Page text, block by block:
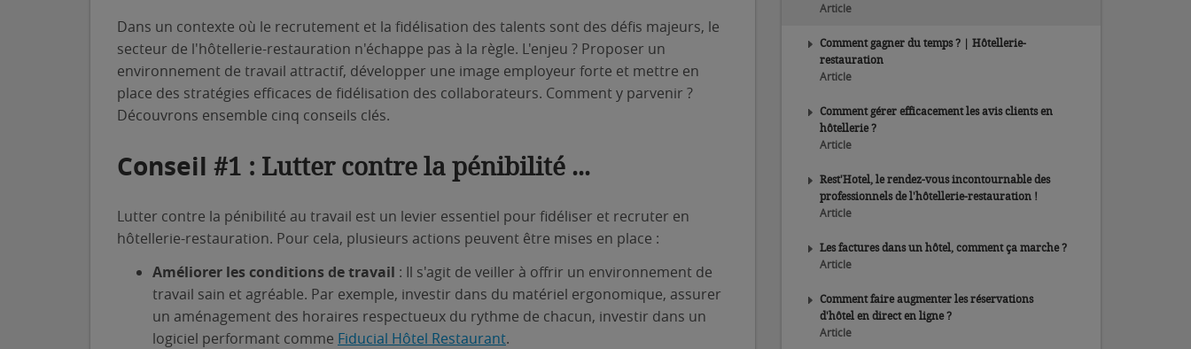
Dans un contexte où le recrutement et la fidélisation des talents sont des défis majeurs, le
secteur de l'hôtellerie-restauration n'échappe pas à la règle. L'enjeu ? Proposer un
environnement de travail attractif, développer une image employeur forte et mettre en
place des stratégies efficaces de fidélisation des collaborateurs. Comment y parvenir ?
Découvrons ensemble cinq conseils clés.
Conseil #1 : Lutter contre la pénibilité ...
Lutter contre la pénibilité au travail est un levier essentiel pour fidéliser et recruter en
hôtellerie-restauration. Pour cela, plusieurs actions peuvent être mises en place :
Améliorer les conditions de travail : Il s'agit de veiller à offrir un environnement de
travail sain et agréable. Par exemple, investir dans du matériel ergonomique, assurer
un aménagement des horaires respectueux du rythme de chacun, investir dans un
logiciel performant comme Fiducial Hôtel Restaurant.
Article
Comment gagner du temps ? | Hôtellerie-
restauration
Article
Comment gérer efficacement les avis clients en
hôtellerie ?
Article
Rest'Hotel, le rendez-vous incontournable des
professionnels de l'hôtellerie-restauration !
Article
Les factures dans un hôtel, comment ça marche ?
Article
Comment faire augmenter les réservations
d'hôtel en direct en ligne ?
Article